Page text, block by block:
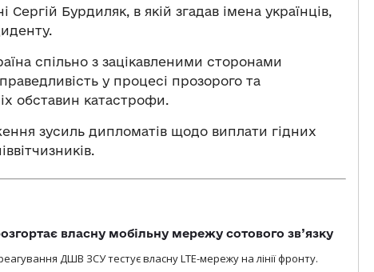
Бурдиляк, в якій згадав імена українців,
спільно з зацікавленими сторонами
у процесі прозорого та
обставин катастрофи.
зусиль дипломатів щодо виплати гідних
власну мобільну мережу сотового зв’язку
ДШВ ЗСУ тестує власну LTE-мережу на лінії фронту.